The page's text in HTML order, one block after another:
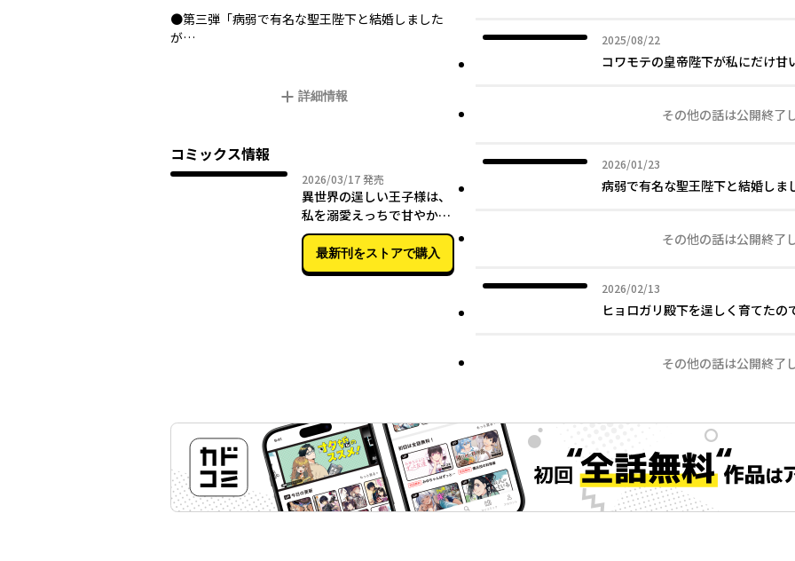
●第三弾「病弱で有名な聖王陛下と結婚しました
が…
詳細情報
コミックス情報
2026/03/172026年03月17日
発売
異世界の逞しい王子様は、
私を溺愛えっちで甘やか
す。アンソロジー
最新刊をストアで購入
2025/08/22
2025年08月22日
コワモテの皇帝陛下が私にだけ
その他の話は公開終了
2026/01/23
2026年01月23日
病弱で有名な聖王陛下と結婚し
その他の話は公開終了
2026/02/13
2026年02月13日
ヒョロガリ殿下を逞しく育てた
その他の話は公開終了